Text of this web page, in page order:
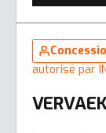
autorisé par